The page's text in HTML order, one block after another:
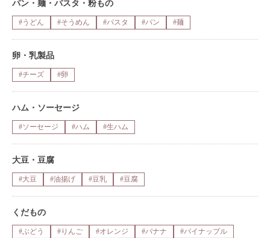
パン・麺・パスタ・粉もの
#うどん #そうめん #パスタ #パン #麺
卵・乳製品
#チーズ #卵
ハム・ソーセージ
#ソーセージ #ハム #生ハム
大豆・豆腐
#大豆 #油揚げ #豆乳 #豆腐
くだもの
#ぶどう #りんご #オレンジ #バナナ
#パイナップル